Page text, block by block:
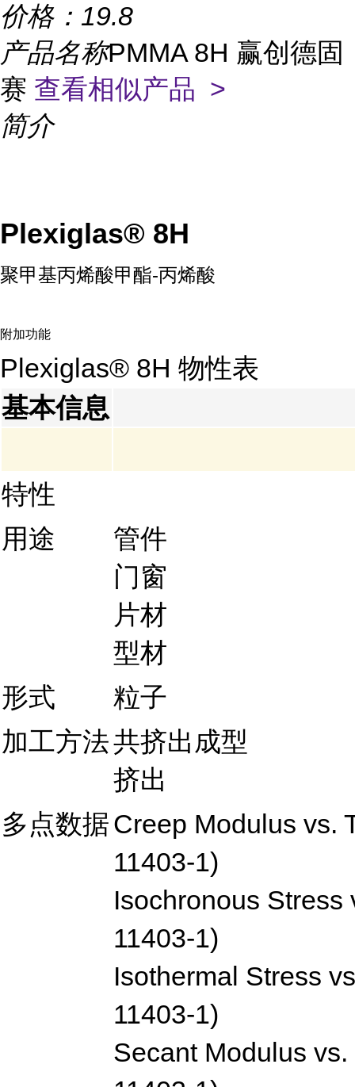
价格： 19.8
产品名称PMMA 8H 赢创德固
赛 查看相似产品 >
简介
Plexiglas® 8H
聚甲基丙烯酸甲酯-丙烯酸
附加功能
Plexiglas® 8H 物性表
基本信息
特性
用途
管件
门窗
片材
型材
形式
粒子
加工方法共挤出成型
挤出
多点数据Creep Modulus vs.
11403-1)
Isochronous Stress
11403-1)
Isothermal Stress
11403-1)
Secant Modulus
代理PMMA